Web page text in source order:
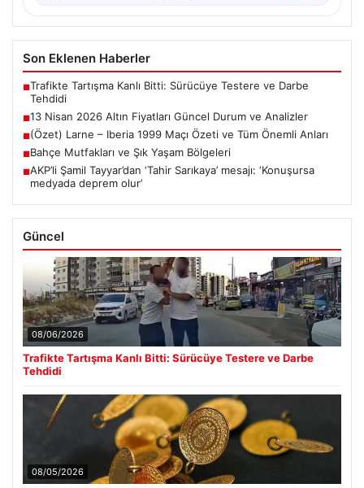
Son Eklenen Haberler
■Trafikte Tartışma Kanlı Bitti: Sürücüye Testere ve Darbe
Tehdidi
■13 Nisan 2026 Altın Fiyatları Güncel Durum ve Analizler
■(Özet) Larne – Iberia 1999 Maçı Özeti ve Tüm Önemli Anları
■Bahçe Mutfakları ve Şık Yaşam Bölgeleri
■AKP’li Şamil Tayyar’dan ‘Tahir Sarıkaya’ mesajı: ‘Konuşursa
medyada deprem olur’
Güncel
08/06/2026
Trafikte Tartışma Kanlı Bitti: Sürücüye Testere ve Darbe
Tehdidi
08/05/2026